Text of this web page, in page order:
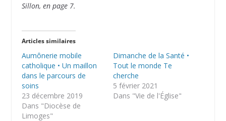
Sillon, en page 7.
Articles similaires
Aumônerie mobile
catholique • Un maillon
dans le parcours de
soins
23 décembre 2019
Dans "Diocèse de
Limoges"
Dimanche de la Santé •
Tout le monde Te
cherche
5 février 2021
Dans "Vie de l'Église"